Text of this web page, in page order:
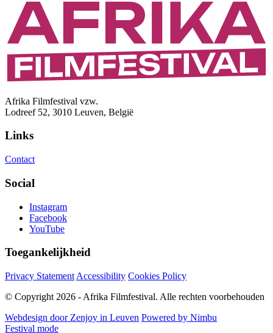
Afrika Filmfestival vzw.
Lodreef 52, 3010 Leuven, België
Links
Contact
Social
Instagram
Facebook
YouTube
Toegankelijkheid
Privacy Statement Accessibility Cookies Policy
© Copyright 2026 - Afrika Filmfestival. Alle rechten voorbehouden
Webdesign door Zenjoy in Leuven Powered by Nimbu
Festival mode